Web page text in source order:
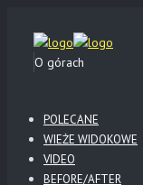
O górach
POLECANE
WIEŻE WIDOKOWE
VIDEO
BEFORE/AFTER